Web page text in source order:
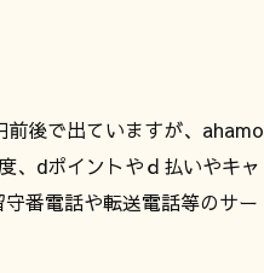
後で出ていますが、ahamo
、dポイントやｄ払いやキャ
番電話や転送電話等のサー